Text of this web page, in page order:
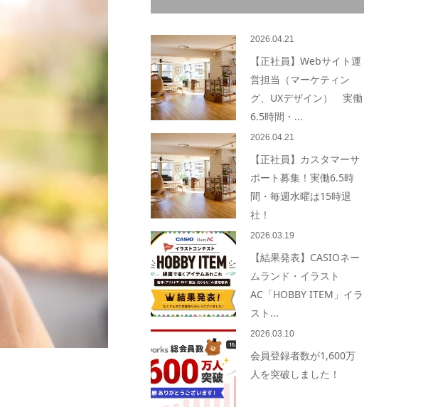
2026.04.21
【正社員】Webサイト運
営担当（マーケティン
グ、UXデザイン） 実働
6.5時間・...
2026.04.21
【正社員】カスタマーサ
ポート募集！実働6.5時
間・毎週水曜は15時退
社！
2026.03.19
【結果発表】CASIOネー
ムランド・イラスト
AC「HOBBY ITEM」イラ
スト...
2026.03.10
会員登録者数が1,600万
人を突破しました！